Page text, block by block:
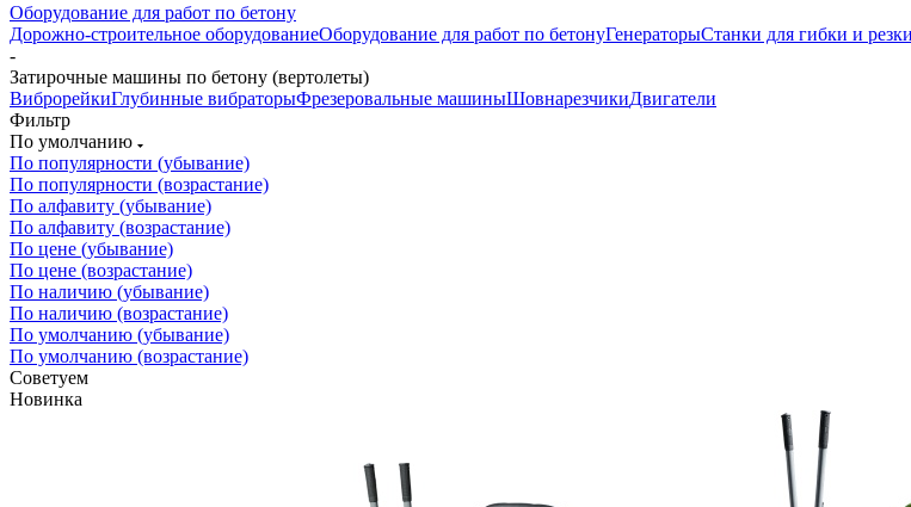
Оборудование для работ по бетону
Дорожно-строительное оборудованиеОборудование для работ по бетонуГенераторыСтанки для гибки и
-
Затирочные машины по бетону (вертолеты)
ВиброрейкиГлубинные вибраторыФрезеровальные машиныШовнарезчикиДвигатели
Фильтр
По умолчанию
По популярности (убывание)
По популярности (возрастание)
По алфавиту (убывание)
По алфавиту (возрастание)
По цене (убывание)
По цене (возрастание)
По наличию (убывание)
По наличию (возрастание)
По умолчанию (убывание)
По умолчанию (возрастание)
Советуем
Новинка